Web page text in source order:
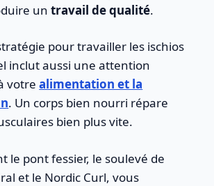
untravail de qualité.
pour travailler les ischios
inclut aussi une attention
votrealimentation et la
. Un corps bien nourri répare
bien plus vite.
le pont fessier, le soulevé de
et le Nordic Curl, vous